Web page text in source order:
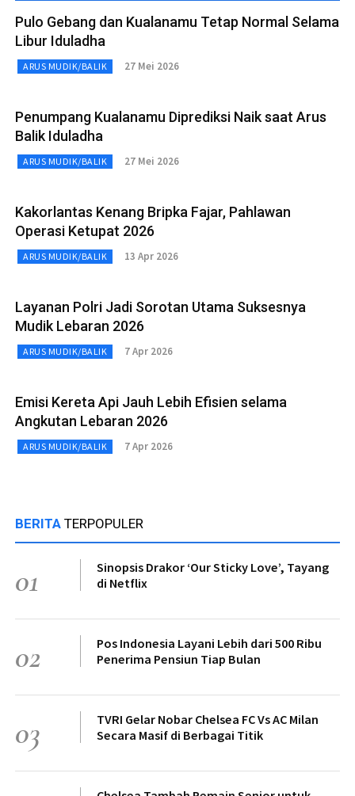
Pulo Gebang dan Kualanamu Tetap Normal Selama
Libur Iduladha
ARUS MUDIK/BALIK 27 Mei 2026
Penumpang Kualanamu Diprediksi Naik saat Arus
Balik Iduladha
ARUS MUDIK/BALIK 27 Mei 2026
Kakorlantas Kenang Bripka Fajar, Pahlawan
Operasi Ketupat 2026
ARUS MUDIK/BALIK 13 Apr 2026
Layanan Polri Jadi Sorotan Utama Suksesnya
Mudik Lebaran 2026
ARUS MUDIK/BALIK 7 Apr 2026
Emisi Kereta Api Jauh Lebih Efisien selama
Angkutan Lebaran 2026
ARUS MUDIK/BALIK 7 Apr 2026
BERITA TERPOPULER
01
Sinopsis Drakor ‘Our Sticky Love’, Tayang
di Netflix
02
Pos Indonesia Layani Lebih dari 500 Ribu
Penerima Pensiun Tiap Bulan
03
TVRI Gelar Nobar Chelsea FC Vs AC Milan
Secara Masif di Berbagai Titik